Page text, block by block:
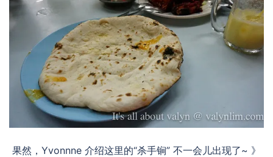
果然，Yvonnne 介绍这里的“杀手锏” 不一会儿出现了~ 》